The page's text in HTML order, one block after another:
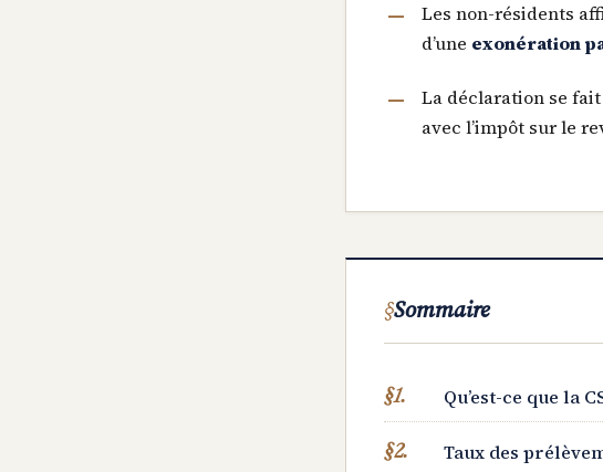
Les non-résidents
d’une exonération
La déclaration se
avec l’impôt sur le
Sommaire
Qu’est-ce que la
Taux des